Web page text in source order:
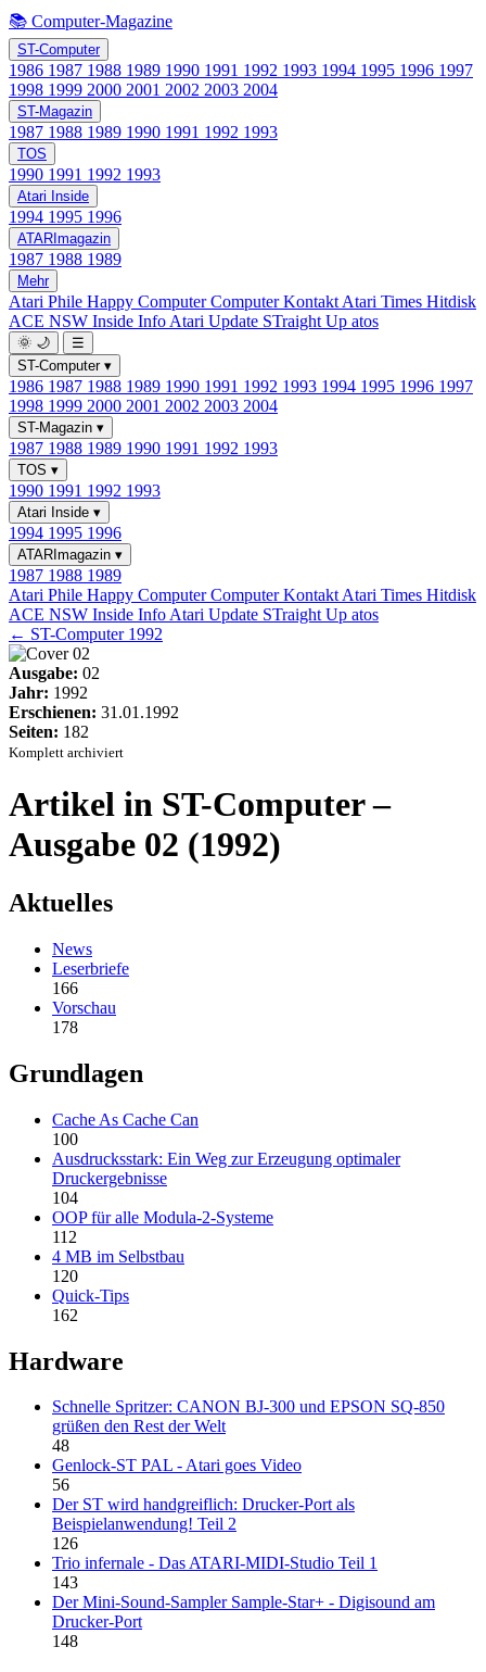
📚 Computer-Magazine
ST-Computer
1986 1987 1988 1989 1990 1991 1992 1993 1994 1995 1996 1997
1998 1999 2000 2001 2002 2003 2004
ST-Magazin
1987 1988 1989 1990 1991 1992 1993
TOS
1990 1991 1992 1993
Atari Inside
1994 1995 1996
ATARImagazin
1987 1988 1989
Mehr
Atari Phile Happy ComputerComputer Kontakt Atari Times Hitdisk
ACE NSW Inside Info Atari Update STraight Up atos
🌞 🌙
☰
ST-Computer ▾
1986 1987 1988 1989 1990 1991 1992 1993 1994 1995 1996 1997
1998 1999 2000 2001 2002 2003 2004
ST-Magazin ▾
1987 1988 1989 1990 1991 1992 1993
TOS ▾
1990 1991 1992 1993
Atari Inside ▾
1994 1995 1996
ATARImagazin ▾
1987 1988 1989
Atari Phile Happy ComputerComputer Kontakt Atari Times Hitdisk
ACE NSW Inside Info Atari Update STraight Up atos
← ST-Computer 1992
Ausgabe: 02
Jahr: 1992
Erschienen: 31.01.1992
Seiten: 182
Komplett archiviert
Artikel in ST-Computer –
Ausgabe 02 (1992)
Aktuelles
News
Leserbriefe
166
Vorschau
178
Grundlagen
Cache As Cache Can
100
Ausdrucksstark: Ein Weg zur Erzeugung optimaler
Druckergebnisse
104
OOP für alle Modula-2-Systeme
112
4 MB im Selbstbau
120
Quick-Tips
162
Hardware
Schnelle Spritzer: CANON BJ-300 und EPSON SQ-850
grüßen den Rest der Welt
48
Genlock-ST PAL - Atari goes Video
56
Der ST wird handgreiflich: Drucker-Port als
Beispielanwendung! Teil 2
126
Trio infernale - Das ATARI-MIDI-Studio Teil 1
143
Der Mini-Sound-Sampler Sample-Star+ - Digisound am
Drucker-Port
148